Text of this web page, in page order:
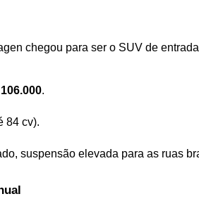
chegou para ser o SUV de
106.000.
84 cv).
suspensão elevada para as ruas